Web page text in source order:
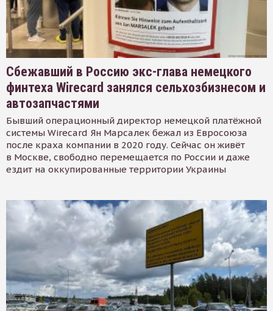
Сбежавший в Россию экс-глава немецкого
финтеха Wirecard занялся сельхозбизнесом и
автозапчастями
Бывший операционный директор немецкой платёжной
системы Wirecard Ян Марсалек бежал из Евросоюза
после краха компании в 2020 году. Сейчас он живёт
в Москве, свободно перемещается по России и даже
ездит на оккупированные территории Украины